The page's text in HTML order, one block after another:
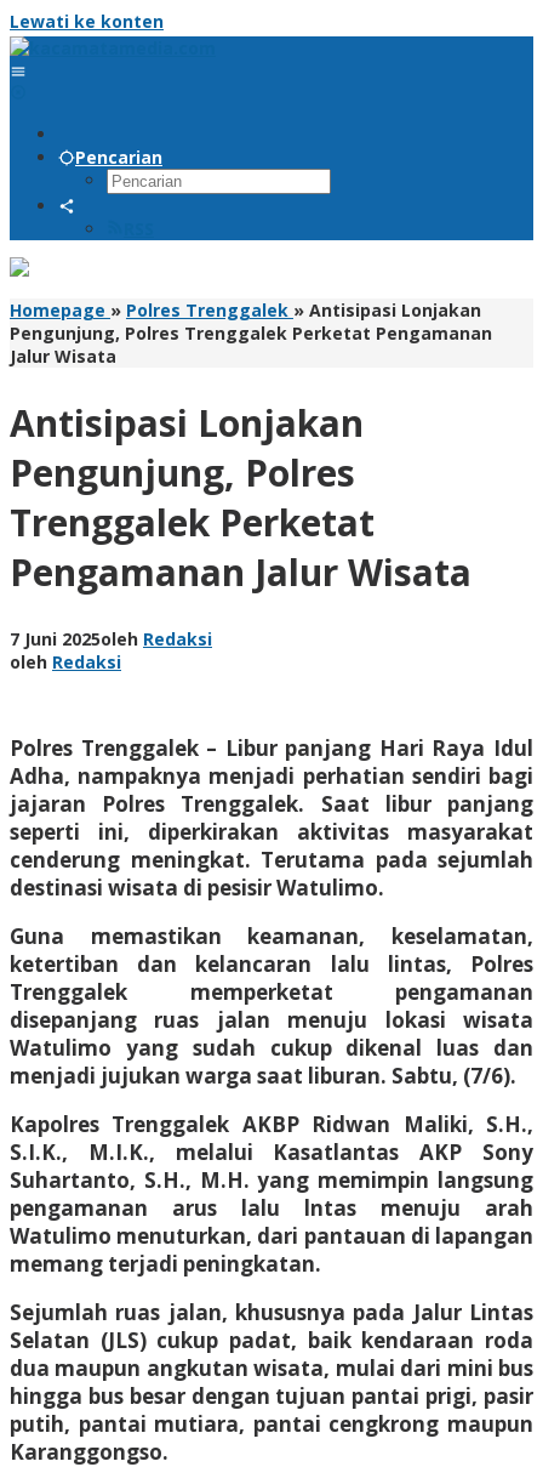
Lewati ke konten
Pencarian
Homepage » Polres Trenggalek » Antisipasi Lonjakan
Pengunjung, Polres Trenggalek Perketat Pengamanan
Jalur Wisata
Antisipasi Lonjakan
Pengunjung, Polres
Trenggalek Perketat
Pengamanan Jalur Wisata
7 Juni 2025oleh Redaksi
oleh Redaksi
Polres Trenggalek – Libur panjang Hari Raya Idul
Adha, nampaknya menjadi perhatian sendiri bagi
jajaran Polres Trenggalek. Saat libur panjang
seperti ini, diperkirakan aktivitas masyarakat
cenderung meningkat. Terutama pada sejumlah
destinasi wisata di pesisir Watulimo.
Guna memastikan keamanan, keselamatan,
ketertiban dan kelancaran lalu lintas, Polres
Trenggalek memperketat pengamanan
disepanjang ruas jalan menuju lokasi wisata
Watulimo yang sudah cukup dikenal luas dan
menjadi jujukan warga saat liburan. Sabtu, (7/6).
Kapolres Trenggalek AKBP Ridwan Maliki, S.H.,
S.I.K., M.I.K., melalui Kasatlantas AKP Sony
Suhartanto, S.H., M.H. yang memimpin langsung
pengamanan arus lalu lntas menuju arah
Watulimo menuturkan, dari pantauan di lapangan
memang terjadi peningkatan.
Sejumlah ruas jalan, khususnya pada Jalur Lintas
Selatan (JLS) cukup padat, baik kendaraan roda
dua maupun angkutan wisata, mulai dari mini bus
hingga bus besar dengan tujuan pantai prigi, pasir
putih, pantai mutiara, pantai cengkrong maupun
Karanggongso.